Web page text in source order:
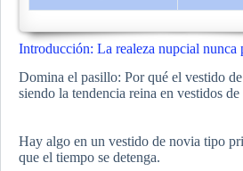
Introducción: La realeza nupcial nunca
Domina el pasillo: Por qué el vestido
siendo la tendencia reina en vestidos
Hay algo en un vestido de novia tipo
que el tiempo se detenga.